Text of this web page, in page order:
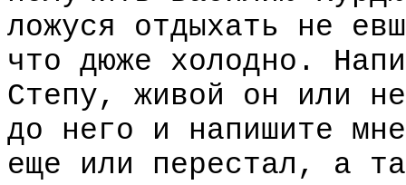
ложуся отдыхать не
что дюже холодно.
Степу, живой он или
до него и напишите
еще или перестал, а